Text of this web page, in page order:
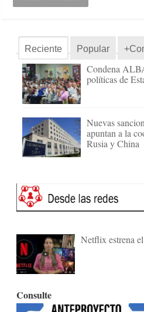
Reciente Popular
Condena
políticas de
Nuevas
apuntan a la
Rusia y China
Netflix estrena
Consulte